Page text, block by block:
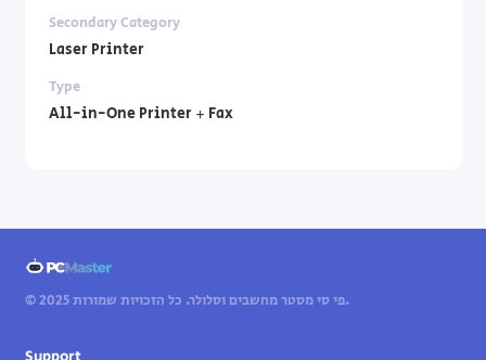
Secondary Category
Laser Printer
Type
All-in-One Printer + Fax
© 2025 פי סי מסטר מחשבים וסלולר. כל הזכויות שמורות.